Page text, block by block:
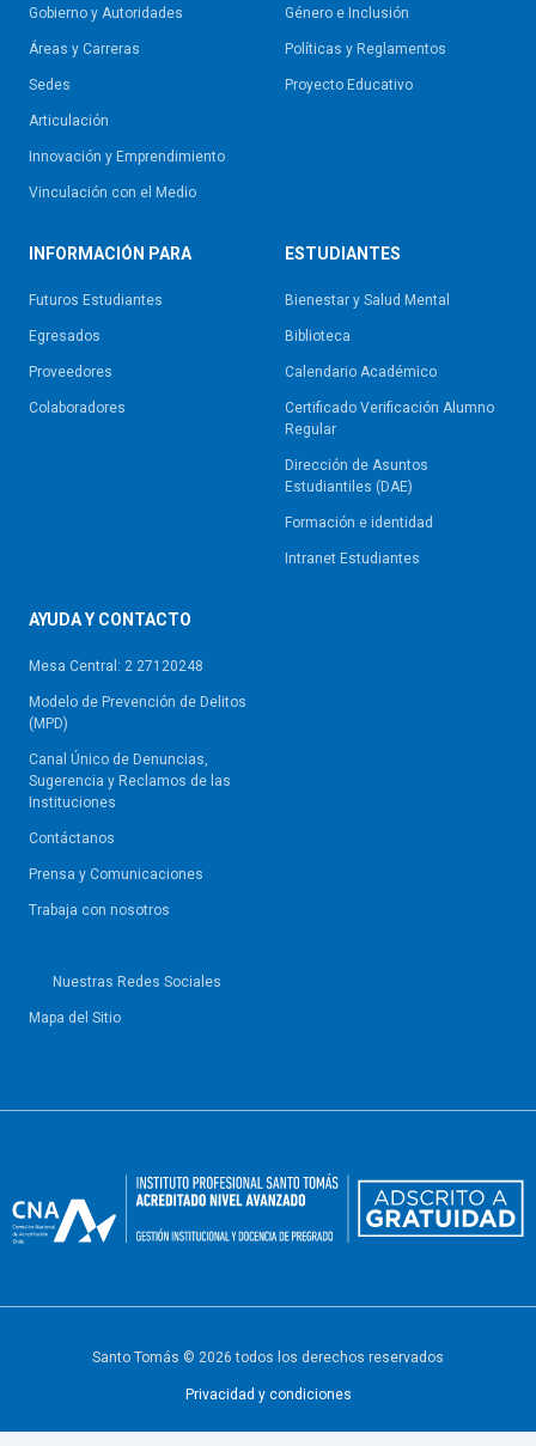
Gobierno y Autoridades​
Áreas y Carreras
Sedes
Articulación
Innovación y Emprendimiento
Vinculación con el Medio
Género e Inclusión
Políticas y Reglamentos​
Proyecto Educativo
INFORMACIÓN PARA
Futuros Estudiantes
Egresados
Proveedores
Colaboradores
ESTUDIANTES
Bienestar y Salud Mental
Biblioteca
Calendario Académico
Certificado Verificación Alumno
Regular
Dirección de Asuntos
Estudiantiles (DAE)
Formación e identidad
Intranet Estudiantes
AYUDA Y CONTACTO
Mesa Central: 2 27120248
Modelo de Prevención de Delitos
(MPD)
Canal Único de Denuncias,
Sugerencia y Reclamos de las
Instituciones
Contáctanos
Prensa y Comunicaciones
Trabaja con nosotros
Nuestras Redes Sociales
Mapa del Sitio
Santo Tomás © 2026 todos los derechos reservados
Privacidad y condiciones